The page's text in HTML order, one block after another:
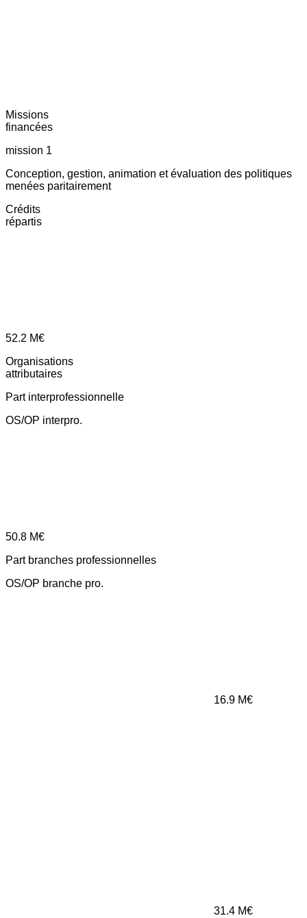
Missions
financées
mission 1
Conception, gestion, animation et évaluation des politiques
menées paritairement
Crédits
répartis
52.2 M€
Organisations
attributaires
Part interprofessionnelle
OS/OP interpro.
50.8 M€
Part branches professionnelles
OS/OP branche pro.
16.9 M€
31.4 M€